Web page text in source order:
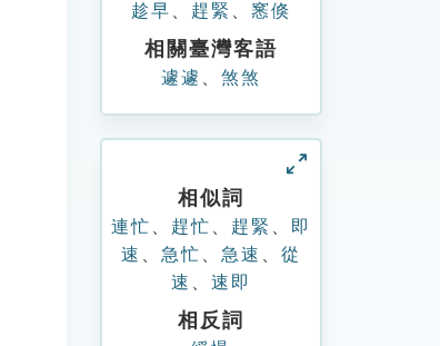
趁早 趕緊 窸倏
相關臺灣客語
遽遽 煞煞
相似詞
連忙 趕忙 趕緊
即
速
急忙 急速
從
速
速即
相反詞